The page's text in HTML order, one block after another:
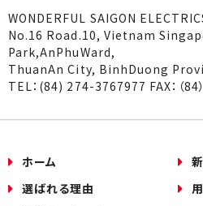
WONDERFUL SAIGON
No.16 Road.10, Vietnam
Park,AnPhuWard,
ThuanAn City, BinhDuong
TEL：(84) 274-3767977 FAX：（
ホーム
選ばれる理由